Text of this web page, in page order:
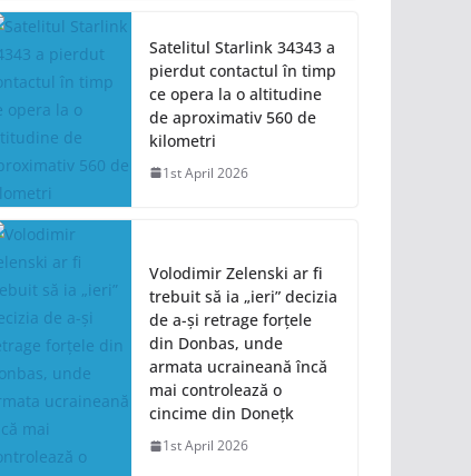
Satelitul Starlink 34343 a
pierdut contactul în timp
ce opera la o altitudine
de aproximativ 560 de
kilometri
1st April 2026
Volodimir Zelenski ar fi
trebuit să ia „ieri” decizia
de a-și retrage forțele
din Donbas, unde
armata ucraineană încă
mai controlează o
cincime din Donețk
1st April 2026